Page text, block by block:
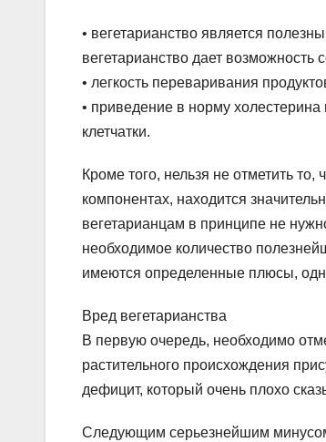
• вегетарианство является
вегетарианство дает возможность
• легкость переваривания
• приведение в норму
клетчатки.
Кроме того, нельзя не отметить
компонентах, находится
вегетарианцам в принципе не
необходимое количество
имеются определенные плюсы,
Вред вегетарианства
В первую очередь, необходимо
растительного происхождения
дефицит, который очень плохо
Следующим серьезнейшим